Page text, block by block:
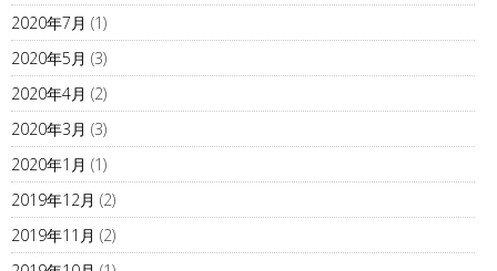
2020年7月 (1)
2020年5月 (3)
2020年4月 (2)
2020年3月 (3)
2020年1月 (1)
2019年12月 (2)
2019年11月 (2)